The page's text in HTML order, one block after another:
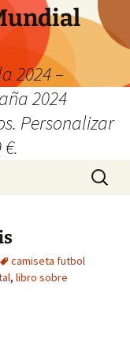
2024 –
2024
Personalizar
Buscar:
camiseta futbol
, libro sobre